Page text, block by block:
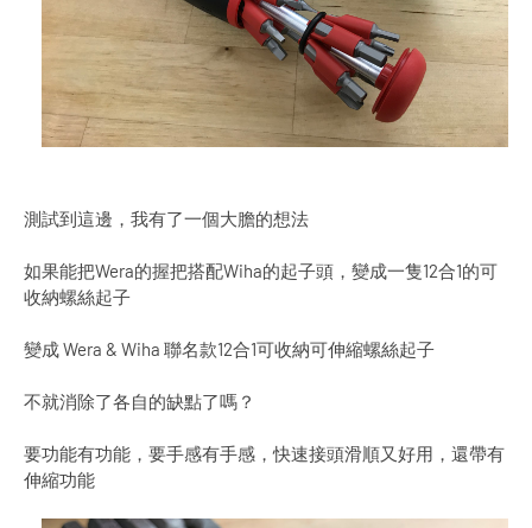
測試到這邊，我有了一個大膽的想法
如果能把Wera的握把搭配Wiha的起子頭，變成一隻12合1的可
收納螺絲起子
變成 Wera & Wiha 聯名款12合1可收納可伸縮螺絲起子
不就消除了各自的缺點了嗎？
要功能有功能，要手感有手感，快速接頭滑順又好用，還帶有
伸縮功能